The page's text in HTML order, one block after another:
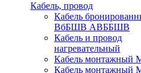
Кабель, провод
Кабель
ВбБШВ АВББШВ
Кабель и провод
нагревательный
Кабель
Кабель